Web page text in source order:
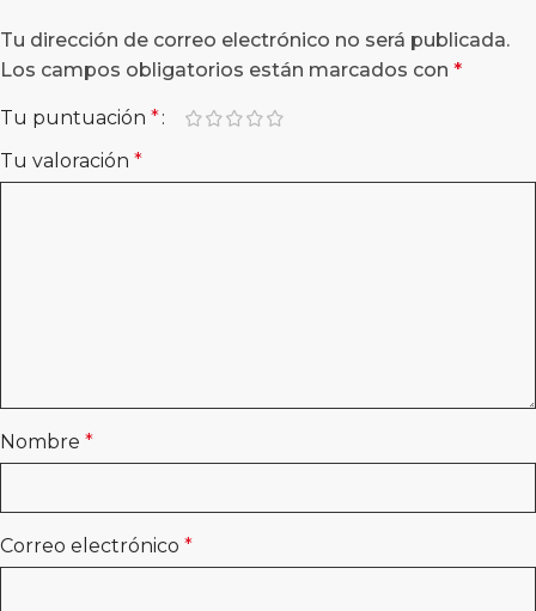
Tu dirección de correo electrónico no será publicada.
Los campos obligatorios están marcados con *
Tu puntuación *
Tu valoración *
Nombre *
Correo electrónico *